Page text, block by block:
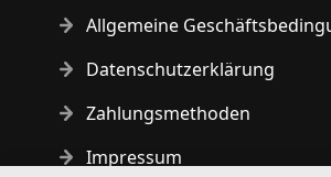
Allgemeine
Datenschutzerklärung
Zahlungsmethoden
Impressum